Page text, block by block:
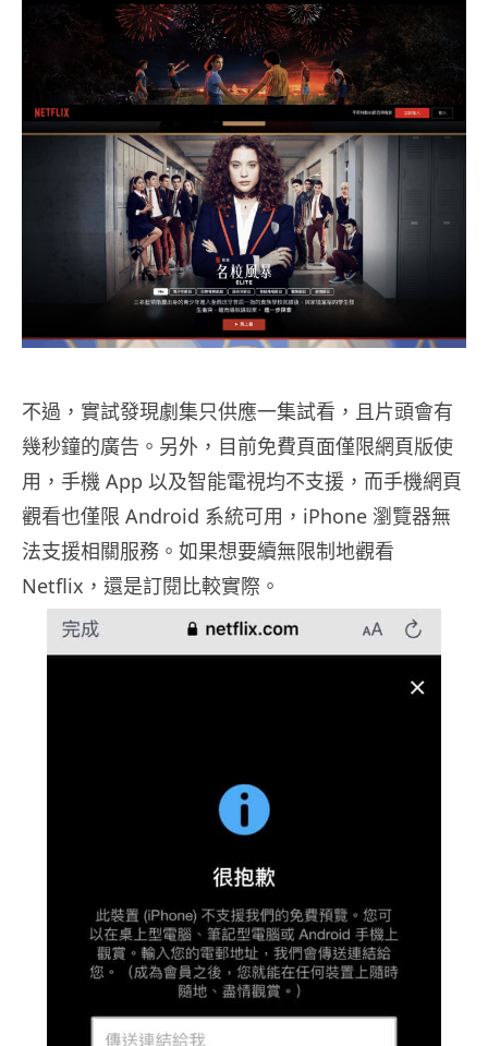
不過，實試發現劇集只供應一集試看，且片頭會有
幾秒鐘的廣告。另外，目前免費頁面僅限網頁版使
用，手機 App 以及智能電視均不支援，而手機網頁
觀看也僅限 Android 系統可用，iPhone 瀏覽器無
法支援相關服務。如果想要續無限制地觀看
Netflix，還是訂閱比較實際。